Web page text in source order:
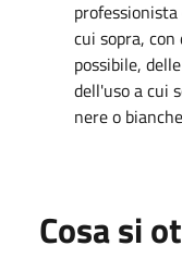
cui sopra,
possibile,
dell'uso a cui
nere o
Cosa si